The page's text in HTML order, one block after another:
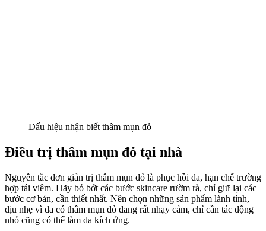
Dấu hiệu nhận biết thâm mụn đỏ
Điều trị thâm mụn đỏ tại nhà
Nguyên tắc đơn giản trị thâm mụn đỏ là phục hồi da, hạn chế trường
hợp tái viêm. Hãy bỏ bớt các bước skincare rườm rà, chỉ giữ lại các
bước cơ bản, cần thiết nhất. Nên chọn những sản phẩm lành tính,
dịu nhẹ vì da có thâm mụn đỏ đang rất nhạy cảm, chỉ cần tác động
nhỏ cũng có thể làm da kích ứng.